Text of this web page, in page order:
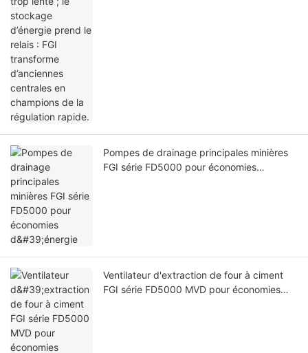
Pompes de drainage principales minières
FGI série FD5000 pour économies
Ventilateur d'extraction de four à ciment
FGI série FD5000 MVD pour économies